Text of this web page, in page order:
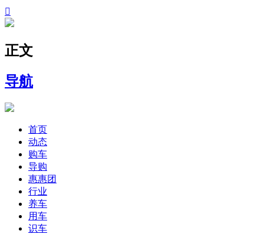

正文
导航
首页
动态
购车
导购
惠惠团
行业
养车
用车
识车